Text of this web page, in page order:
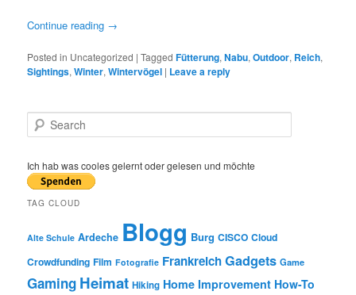
Continue reading →
Posted in Uncategorized |Tagged Fütterung,Nabu,Outdoor, Reich,
Sightings,Winter,Wintervögel | Leave a reply
e
r
c
Ich hab was cooles gelernt oder gelesen und möchte
TAG CLOUD
Alte Schule Ardeche Blogg Burg CISCO Cloud
Crowdfunding Film Fotografie FrankreichGadgets Game
Gaming Heimat Hiking Home Improvement How-To